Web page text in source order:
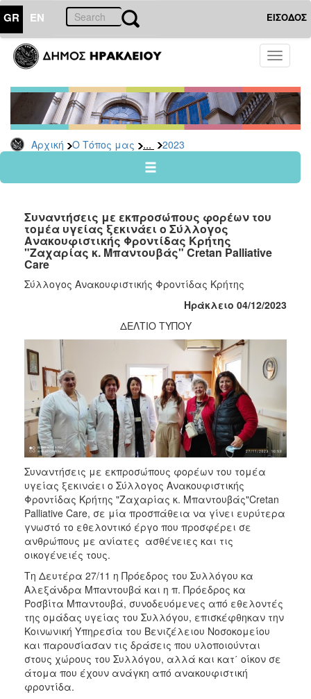
GR EN ΕΙΣΟΔΟΣ
Toggle
Αρχική Ο Τόπος μας ... 2023
ΤΟΠΟΣ
ΜΑΣ
Ανακοινώσεις
Αρχείο
2026
2024
2022
2021
2019
2016
2015
2012
2011
ΔΗΜΟΣ
ΠΟΛΙΤΙΣΜΟΣ
ΑΝΘΕΚΤΙΚΗ
Συναντήσεις με εκπροσώπους φορέων του
τομέα υγείας ξεκινάει ο Σύλλογος
Ανακουφιστικής Φροντίδας Κρήτης
"Ζαχαρίας κ. Μπαντουβάς" Cretan Palliative
Care
Σύλλογος Ανακουφιστικής Φροντίδας Κρήτης
Ηράκλειο 04/12/2023
ΔΕΛΤΙΟ ΤΥΠΟΥ
Συναντήσεις με εκπροσώπους φορέων του τομέα
υγείας ξεκινάει ο Σύλλογος Ανακουφιστικής
Φροντίδας Κρήτης "Ζαχαρίας κ. Μπαντουβάς"Cretan
Palliative Care, σε μία προσπάθεια να γίνει ευρύτερα
γνωστό το εθελοντικό έργο που προσφέρει σε
ανθρώπους με ανίατες ασθένειες και τις
οικογένειές τους.
Τη Δευτέρα 27/11 η Πρόεδρος του Συλλόγου κα
Αλεξάνδρα Μπαντουβά και η π. Πρόεδρος κα
Ροσβίτα Μπαντουβά, συνοδευόμενες από εθελοντές
της ομάδας υγείας του Συλλόγου, επισκέφθηκαν την
Κοινωνική Υπηρεσία του Βενιζέλειου Νοσοκομείου
και παρουσίασαν τις δράσεις που υλοποιούνται
στους χώρους του Συλλόγου, αλλά και κατ΄ οίκον σε
άτομα που έχουν ανάγκη από ανακουφιστική
φροντίδα.